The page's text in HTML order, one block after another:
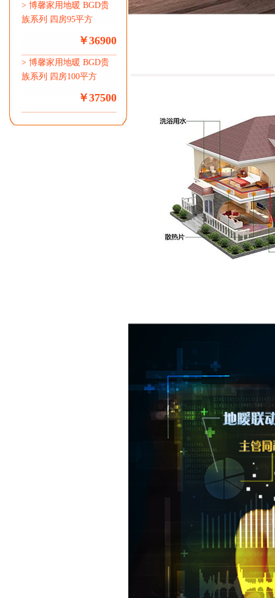
> 博馨家用地暖 BGD贵
族系列 四房95平方
￥36900
> 博馨家用地暖 BGD贵
族系列 四房100平方
￥37500